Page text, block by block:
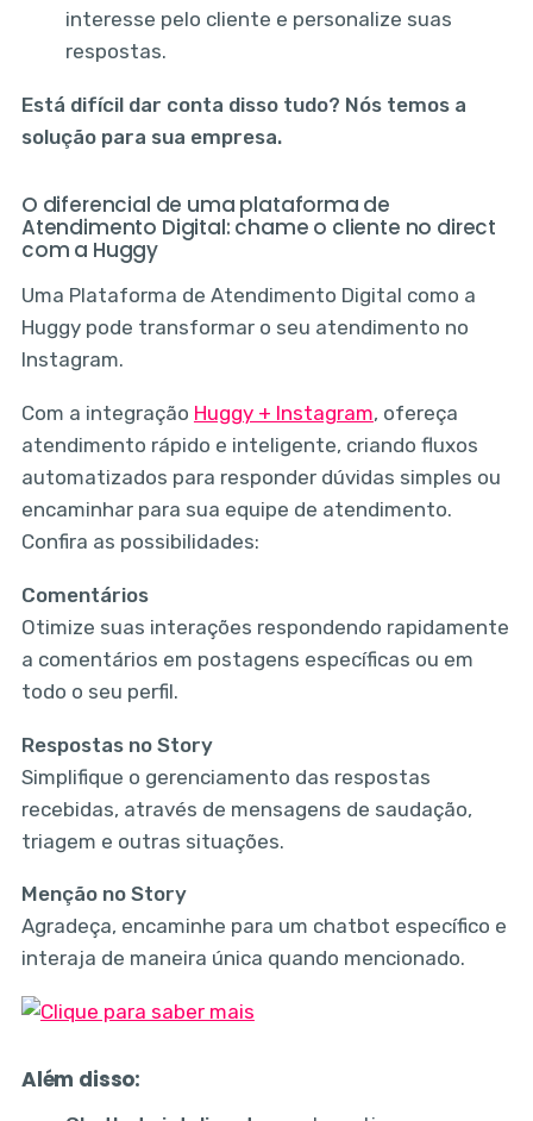
interesse pelo cliente e personalize suas
respostas.
Está difícil dar conta disso tudo? Nós temos a
solução para sua empresa.
O diferencial de uma plataforma de
Atendimento Digital: chame o cliente no direct
com a Huggy
Uma Plataforma de Atendimento Digital como a
Huggy pode transformar o seu atendimento no
Instagram.
Com a integração Huggy + Instagram, ofereça
atendimento rápido e inteligente, criando fluxos
automatizados para responder dúvidas simples ou
encaminhar para sua equipe de atendimento.
Confira as possibilidades:
Comentários
Otimize suas interações respondendo rapidamente
a comentários em postagens específicas ou em
todo o seu perfil.
Respostas no Story
Simplifique o gerenciamento das respostas
recebidas, através de mensagens de saudação,
triagem e outras situações.
Menção no Story
Agradeça, encaminhe para um chatbot específico e
interaja de maneira única quando mencionado.
Além disso: